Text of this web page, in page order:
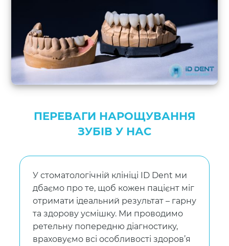
ПЕРЕВАГИ НАРОЩУВАННЯ
ЗУБІВ У НАС
У стоматологічній клініці ID Dent ми
дбаємо про те, щоб кожен пацієнт міг
отримати ідеальний результат – гарну
та здорову усмішку. Ми проводимо
ретельну попередню діагностику,
враховуємо всі особливості здоров’я